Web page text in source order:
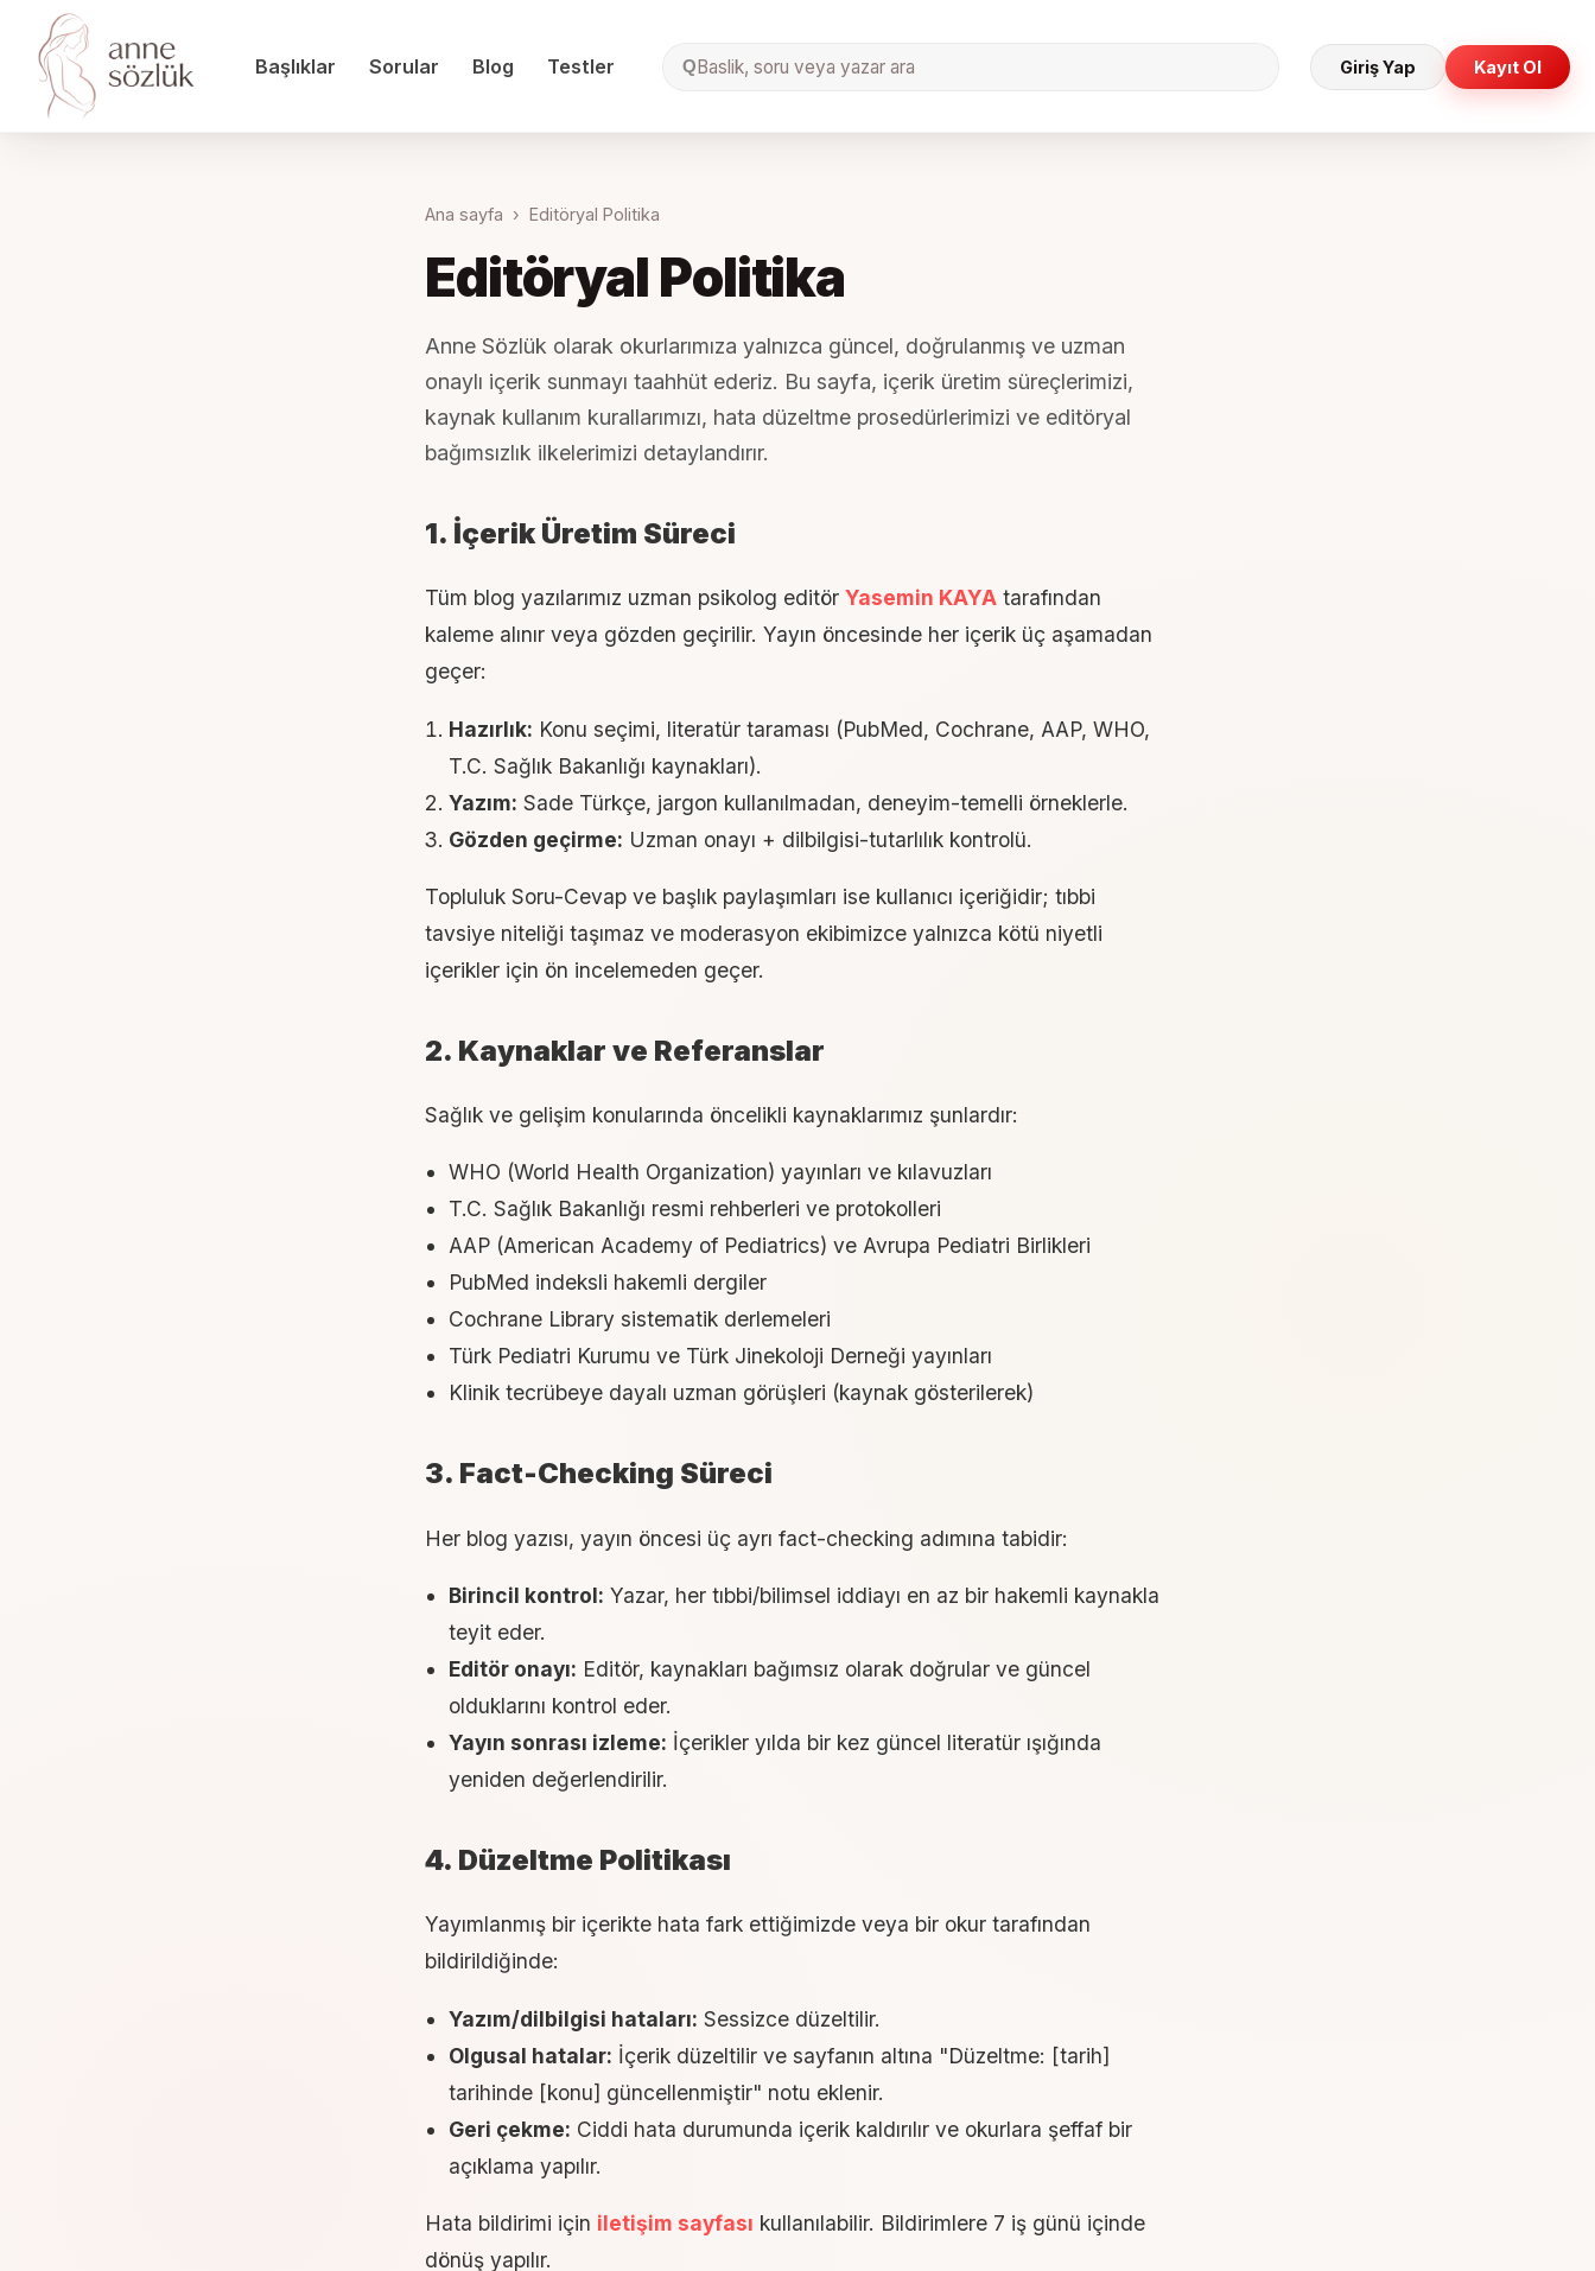
Başlıklar Sorular Blog Testler QBaslik, soru veya yazar ara Giriş Yap Kayıt Ol
Ana sayfa › Editöryal Politika
Editöryal Politika
Anne Sözlük olarak okurlarımıza yalnızca güncel, doğrulanmış ve uzman
onaylı içerik sunmayı taahhüt ederiz. Bu sayfa, içerik üretim süreçlerimizi,
kaynak kullanım kurallarımızı, hata düzeltme prosedürlerimizi ve editöryal
bağımsızlık ilkelerimizi detaylandırır.
1. İçerik Üretim Süreci
Tüm blog yazılarımız uzman psikolog editör Yasemin KAYA tarafından
kaleme alınır veya gözden geçirilir. Yayın öncesinde her içerik üç aşamadan
geçer:
Hazırlık: Konu seçimi, literatür taraması (PubMed, Cochrane, AAP, WHO,
T.C. Sağlık Bakanlığı kaynakları).
Yazım: Sade Türkçe, jargon kullanılmadan, deneyim-temelli örneklerle.
Gözden geçirme: Uzman onayı + dilbilgisi-tutarlılık kontrolü.
Topluluk Soru-Cevap ve başlık paylaşımları ise kullanıcı içeriğidir; tıbbi
tavsiye niteliği taşımaz ve moderasyon ekibimizce yalnızca kötü niyetli
içerikler için ön incelemeden geçer.
2. Kaynaklar ve Referanslar
Sağlık ve gelişim konularında öncelikli kaynaklarımız şunlardır:
WHO (World Health Organization) yayınları ve kılavuzları
T.C. Sağlık Bakanlığı resmi rehberleri ve protokolleri
AAP (American Academy of Pediatrics) ve Avrupa Pediatri Birlikleri
PubMed indeksli hakemli dergiler
Cochrane Library sistematik derlemeleri
Türk Pediatri Kurumu ve Türk Jinekoloji Derneği yayınları
Klinik tecrübeye dayalı uzman görüşleri (kaynak gösterilerek)
3. Fact-Checking Süreci
Her blog yazısı, yayın öncesi üç ayrı fact-checking adımına tabidir:
Birincil kontrol: Yazar, her tıbbi/bilimsel iddiayı en az bir hakemli kaynakla
teyit eder.
Editör onayı: Editör, kaynakları bağımsız olarak doğrular ve güncel
olduklarını kontrol eder.
Yayın sonrası izleme: İçerikler yılda bir kez güncel literatür ışığında
yeniden değerlendirilir.
4. Düzeltme Politikası
Yayımlanmış bir içerikte hata fark ettiğimizde veya bir okur tarafından
bildirildiğinde:
Yazım/dilbilgisi hataları: Sessizce düzeltilir.
Olgusal hatalar: İçerik düzeltilir ve sayfanın altına "Düzeltme: [tarih]
tarihinde [konu] güncellenmiştir" notu eklenir.
Geri çekme: Ciddi hata durumunda içerik kaldırılır ve okurlara şeffaf bir
açıklama yapılır.
Hata bildirimi için iletişim sayfası kullanılabilir. Bildirimlere 7 iş günü içinde
dönüş yapılır.